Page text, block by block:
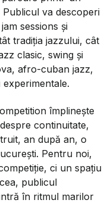
va descoperi
sessions și
tradiția jazzului, cât
clasic, swing și
afro-cuban jazz,
împlinește
continuitate,
an după an, o
Pentru noi,
ci un spațiu
publicul
în ritmul marilor